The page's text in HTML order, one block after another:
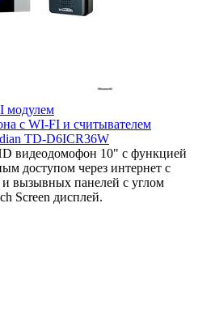
модулем
с WI-FI и считывателем
TD-D6ICR36W
видеодомофон 10" с функцией
доступом через интернет с
вызывных панелей с углом
Screen дисплей.